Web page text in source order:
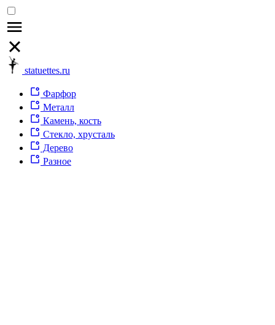
statuettes.ru
Фарфор
Металл
Камень, кость
Стекло, хрусталь
Дерево
Разное